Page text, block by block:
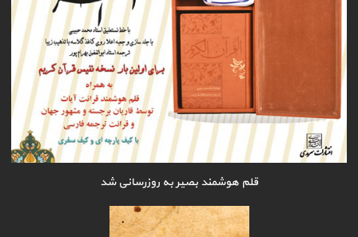
قلم هوشمند بصیر به روزرسانی شد